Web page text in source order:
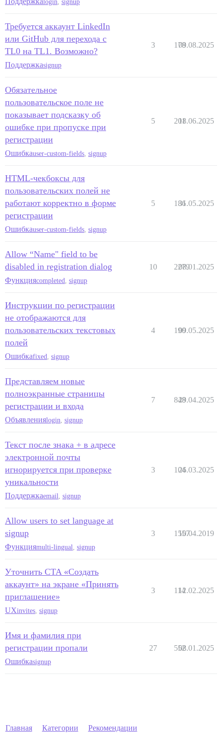
login signup
Требуется аккаунт LinkedIn
или GitHub для перехода с
TL0 на TL1. Возможно?
Поддержкаsignup
3 178
09.08.2025
Обязательное
пользовательское поле не
показывает подсказку об
ошибке при пропуске при
регистрации
Ошибкаuser-custom-fields signup
5 201
18.06.2025
HTML-чекбоксы для
пользовательских полей не
работают корректно в форме
регистрации
Ошибкаuser-custom-fields signup
5 186
31.05.2025
Allow “Name" field to be
disabled in registration dialog
Функцияcompleted signup
10 2279
08.01.2025
Инструкции по регистрации
не отображаются для
пользовательских текстовых
полей
Ошибкаfixed signup
4 190
09.05.2025
Представляем новые
полноэкранные страницы
регистрации и входа
Объявленияlogin signup
7 848
29.04.2025
Текст после знака + в адресе
электронной почты
игнорируется при проверке
уникальности
Поддержкаemail signup
3 104
26.03.2025
Allow users to set language at
signup
Функцияmulti-lingual signup
3 1557
10.04.2019
Уточнить CTA «Создать
аккаунт» на экране «Принять
приглашение»
UXinvites signup
3 114
12.02.2025
Имя и фамилия при
регистрации пропали
Ошибкаsignup
27 552
08.01.2025
Главная Категории Рекомендации